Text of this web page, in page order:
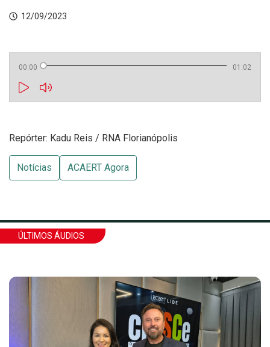
12/09/2023
00:00 01:02
Repórter: Kadu Reis / RNA Florianópolis
Notícias ACAERT Agora
ÚLTIMOS ÁUDIOS